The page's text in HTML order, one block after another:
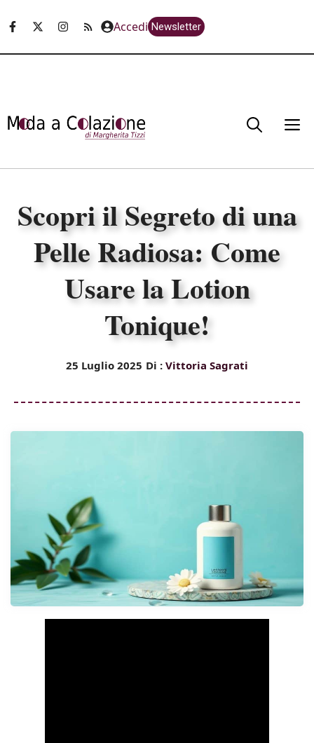
Accedi Newsletter
Scopri il Segreto di una
Pelle Radiosa: Come
Usare la Lotion
Tonique!
25 Luglio 2025 Di : Vittoria Sagrati